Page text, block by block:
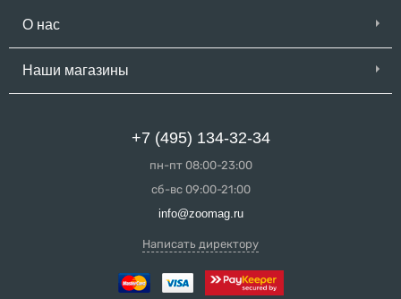
О нас
Наши магазины
+7 (495) 134-32-34
пн-пт 08:00-23:00
сб-вс 09:00-21:00
info@zoomag.ru
Написать директору